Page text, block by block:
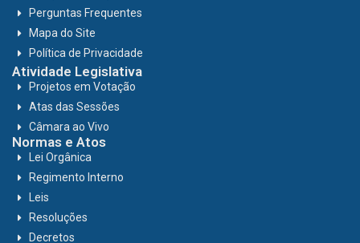
Perguntas Frequentes
Mapa do Site
Política de Privacidade
Atividade Legislativa
Projetos em Votação
Atas das Sessões
Câmara ao Vivo
Normas e Atos
Lei Orgânica
Regimento Interno
Leis
Resoluções
Decretos